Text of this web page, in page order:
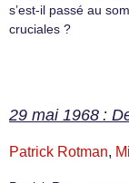
s’est-il passé au
cruciales ?
29 mai 1968 :
Patrick Rotman,